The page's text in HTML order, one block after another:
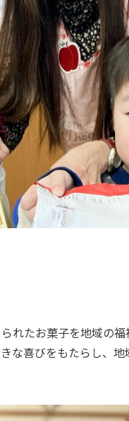
れたお菓子を地域の
な喜びをもたらし、